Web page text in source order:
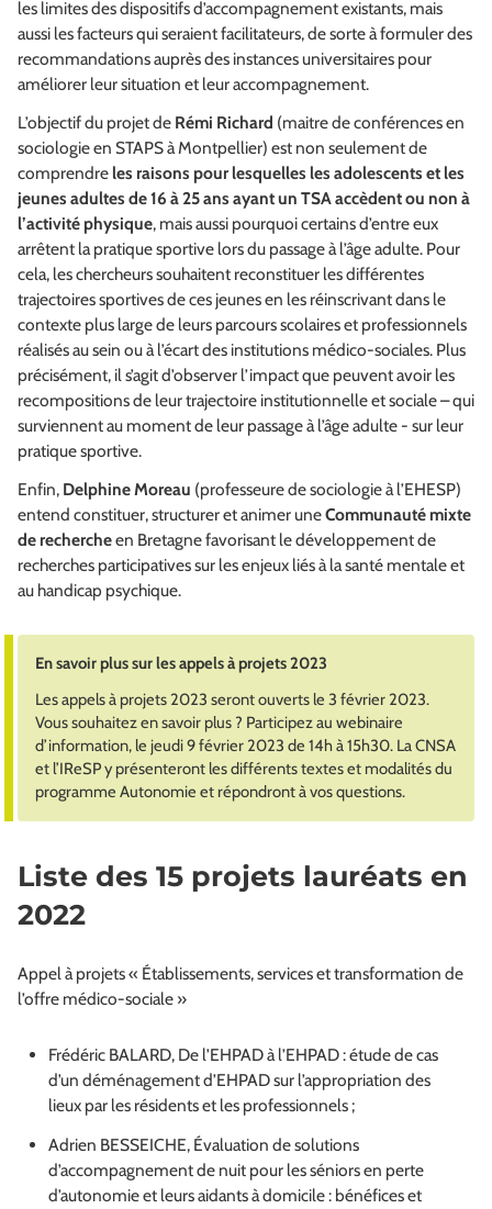
les limites des dispositifs d’accompagnement existants, mais
aussi les facteurs qui seraient facilitateurs, de sorte à formuler des
recommandations auprès des instances universitaires pour
améliorer leur situation et leur accompagnement.
L’objectif du projet de Rémi Richard (maitre de conférences en
sociologie en STAPS à Montpellier) est non seulement de
comprendre les raisons pour lesquelles les adolescents et les
jeunes adultes de 16 à 25 ans ayant un TSA accèdent ou non à
l’activité physique, mais aussi pourquoi certains d’entre eux
arrêtent la pratique sportive lors du passage à l’âge adulte. Pour
cela, les chercheurs souhaitent reconstituer les différentes
trajectoires sportives de ces jeunes en les réinscrivant dans le
contexte plus large de leurs parcours scolaires et professionnels
réalisés au sein ou à l’écart des institutions médico-sociales. Plus
précisément, il s’agit d’observer l’impact que peuvent avoir les
recompositions de leur trajectoire institutionnelle et sociale – qui
surviennent au moment de leur passage à l’âge adulte - sur leur
pratique sportive.
Enfin, Delphine Moreau (professeure de sociologie à l’EHESP)
entend constituer, structurer et animer uneCommunauté mixte
de rechercheen Bretagne favorisant le développement de
recherches participatives sur les enjeux liés à la santé mentale et
au handicap psychique.
En savoir plus sur les appels à projets 2023
Les appels à projets 2023 seront ouverts le 3 février 2023.
Vous souhaitez en savoir plus ? Participez au webinaire
d’information, le jeudi 9 février 2023 de 14h à 15h30. La CNSA
et l’IReSP y présenteront les différents textes et modalités du
programme Autonomie et répondront à vos questions.
Liste des 15 projets lauréats en
2022
Appel à projets « Établissements, services et transformation de
l’offre médico-sociale »
Frédéric BALARD, De l’EHPAD à l’EHPAD : étude de cas
d’un déménagement d’EHPAD sur l’appropriation des
lieux par les résidents et les professionnels ;
Adrien BESSEICHE, Évaluation de solutions
d’accompagnement de nuit pour les séniors en perte
d’autonomie et leurs aidants à domicile : bénéfices et